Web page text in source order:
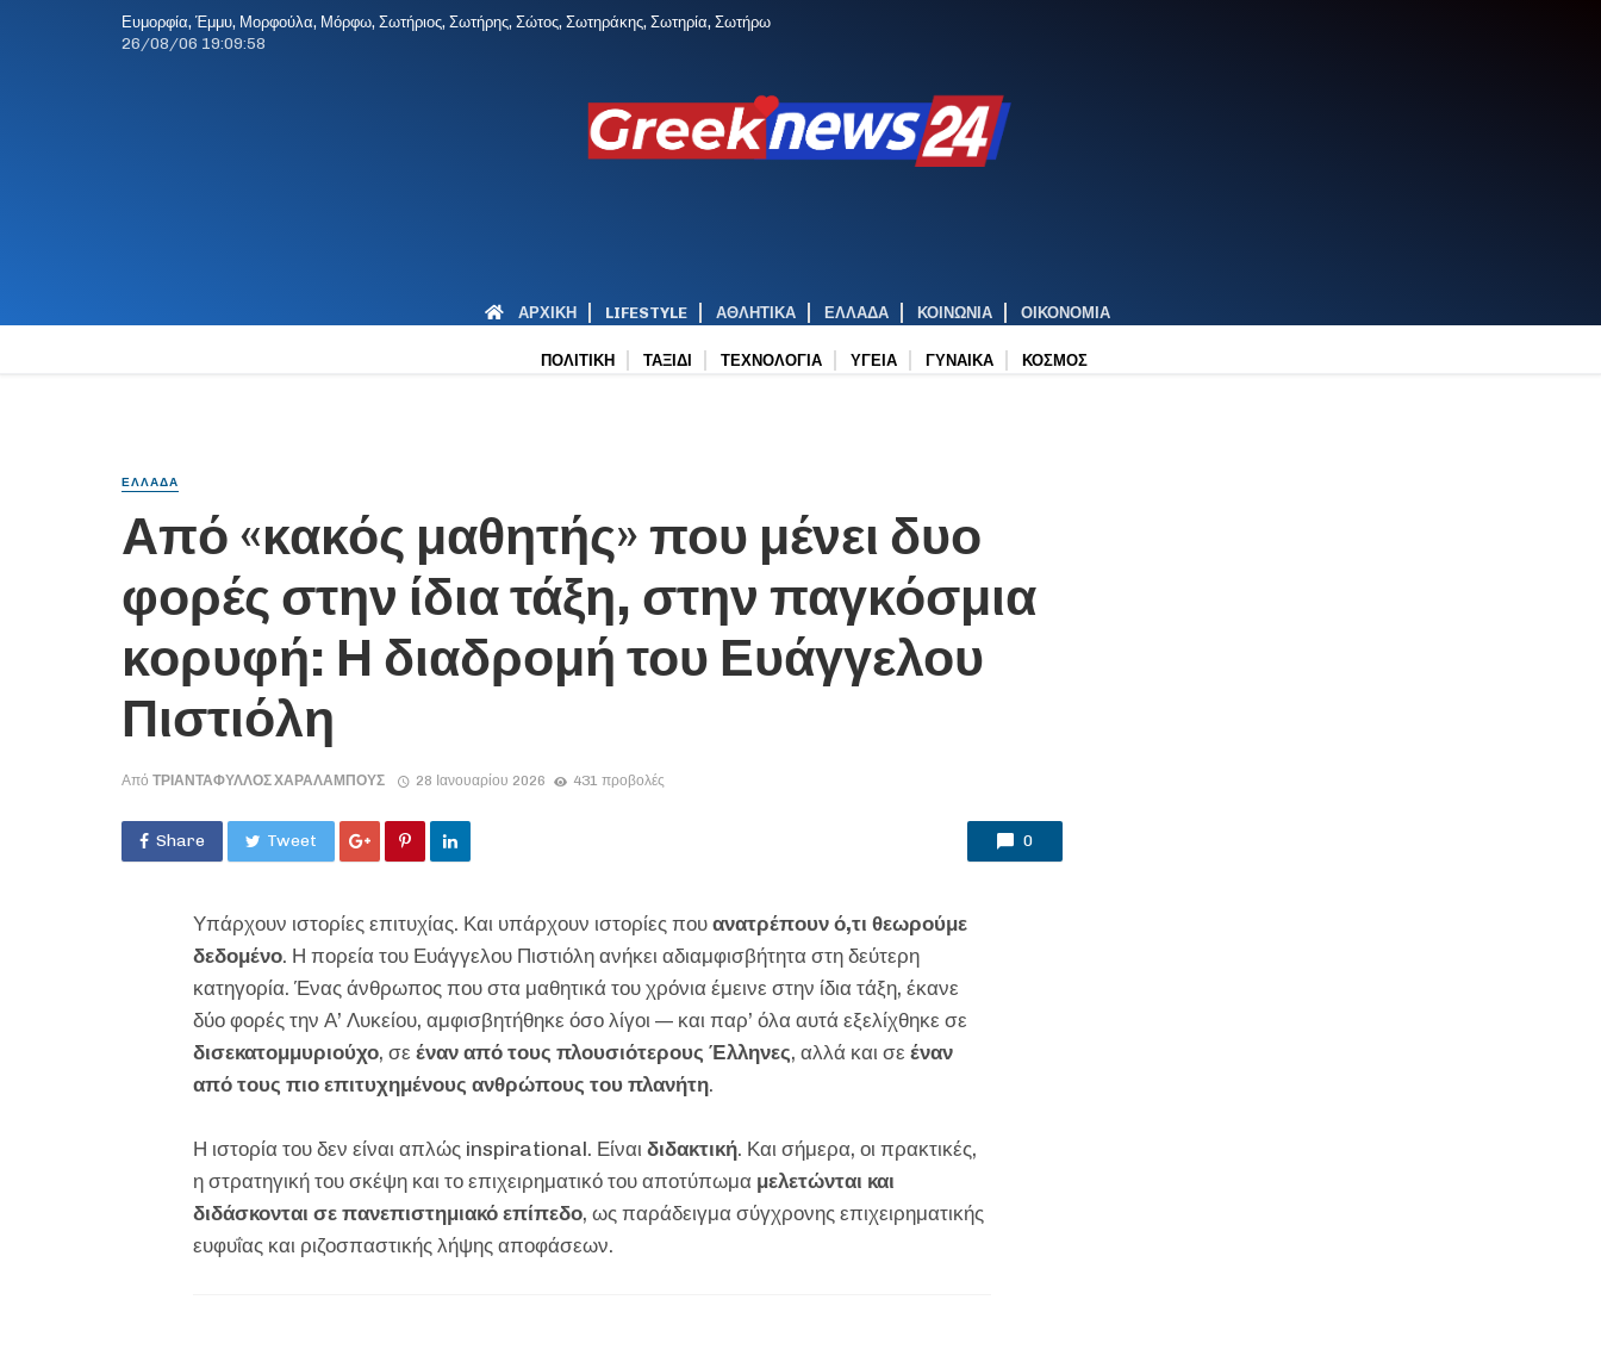
Ευμορφία, Έμμυ, Μορφούλα, Μόρφω, Σωτήριος, Σωτήρης, Σώτος, Σωτηράκης, Σωτηρία, Σωτήρω
26/08/06 19:09:59
ΑΡΧΙΚΉ LIFESTYLE ΑΘΛΗΤΙΚΑ ΕΛΛΑΔΑ ΚΟΙΝΩΝΙΑ ΟΙΚΟΝΟΜΙΑ
ΠΟΛΙΤΙΚΗ ΤΑΞΙΔΙ ΤΕΧΝΟΛΟΓΙΑ ΥΓΕΙΑ ΓΥΝΑΙΚΑ ΚΟΣΜΟΣ
ΕΛΛΑΔΑ
Από «κακός μαθητής» που μένει δυο
φορές στην ίδια τάξη, στην παγκόσμια
κορυφή: Η διαδρομή του Ευάγγελου
Πιστιόλη
Από ΤΡΙΑΝΤΆΦΥΛΛΟΣ ΧΑΡΑΛΆΜΠΟΥΣ 28 Ιανουαρίου 2026 431 προβολές
Share Tweet 0
Υπάρχουν ιστορίες επιτυχίας. Και υπάρχουν ιστορίες που ανατρέπουν ό,τι θεωρούμε
δεδομένο. Η πορεία του Ευάγγελου Πιστιόλη ανήκει αδιαμφισβήτητα στη δεύτερη
κατηγορία. Ένας άνθρωπος που στα μαθητικά του χρόνια έμεινε στην ίδια τάξη, έκανε
δύο φορές την Α’ Λυκείου, αμφισβητήθηκε όσο λίγοι — και παρ’ όλα αυτά εξελίχθηκε σε
δισεκατομμυριούχο, σε έναν από τους πλουσιότερους Έλληνες, αλλά και σε έναν
από τους πιο επιτυχημένους ανθρώπους του πλανήτη.
Η ιστορία του δεν είναι απλώς inspirational. Είναι διδακτική. Και σήμερα, οι πρακτικές,
η στρατηγική του σκέψη και το επιχειρηματικό του αποτύπωμα μελετώνται και
διδάσκονται σε πανεπιστημιακό επίπεδο, ως παράδειγμα σύγχρονης επιχειρηματικής
ευφυΐας και ριζοσπαστικής λήψης αποφάσεων.